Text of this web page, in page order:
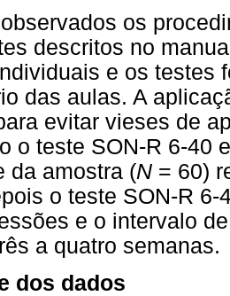
os
descritos no
e os testes
das aulas. A
evitar vieses de
o teste SON-R 6-40
da amostra (N = 60)
o teste SON-R
e o intervalo
a quatro semanas.
dos dados